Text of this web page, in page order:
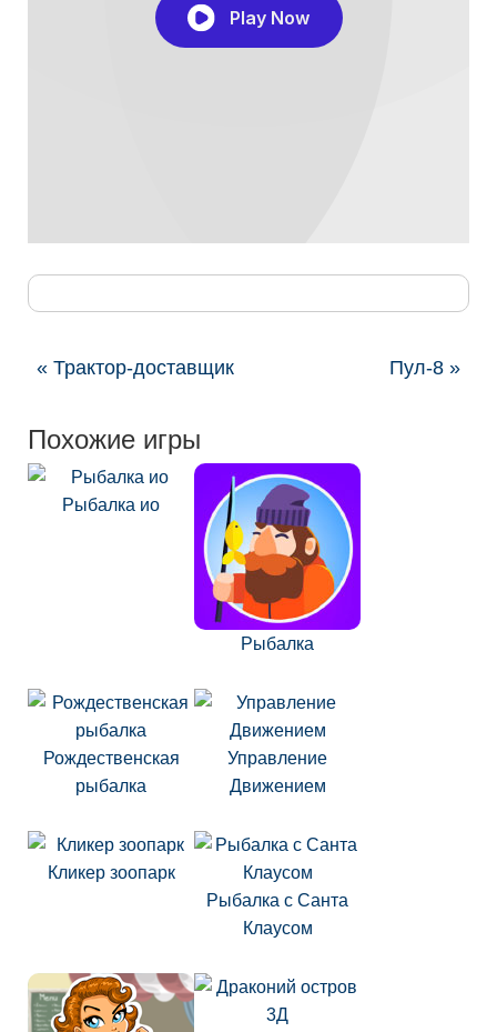
« Трактор-доставщик Пул-8 »
Похожие игры
Рыбалка ио
Рыбалка
Рождественская
рыбалка
Управление
Движением
Кликер зоопарк
Рыбалка с Санта
Клаусом